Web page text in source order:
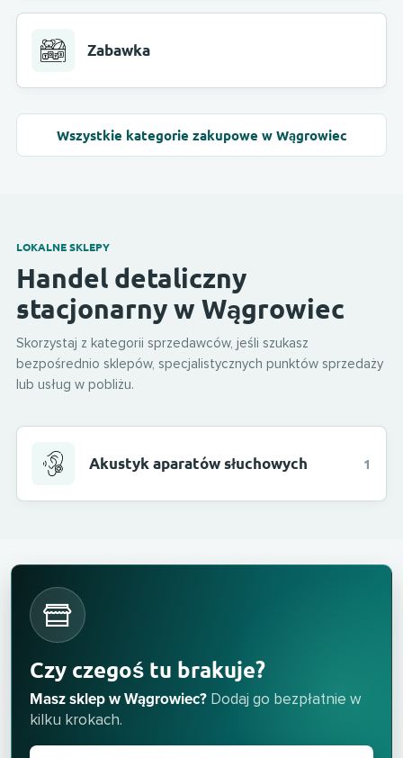
Zabawka
Wszystkie kategorie zakupowe w Wągrowiec
LOKALNE SKLEPY
Handel detaliczny
stacjonarny w Wągrowiec
Skorzystaj z kategorii sprzedawców, jeśli szukasz
bezpośrednio sklepów, specjalistycznych punktów sprzedaży
lub usług w pobliżu.
Akustyk aparatów słuchowych 1
Czy czegoś tu brakuje?
Masz sklep w Wągrowiec? Dodaj go bezpłatnie w
kilku krokach.